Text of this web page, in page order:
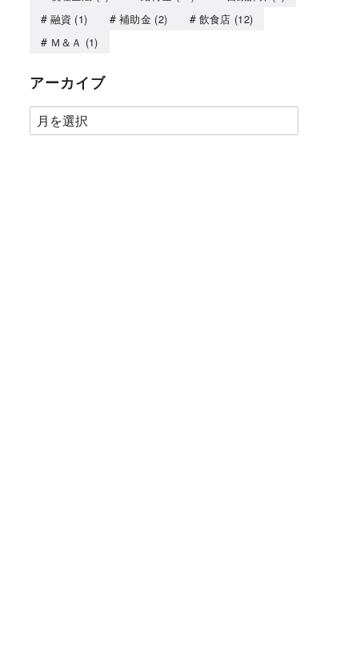
融資 (1) 補助金(2) 飲食店 (12)
Ｍ＆Ａ (1)
アーカイブ